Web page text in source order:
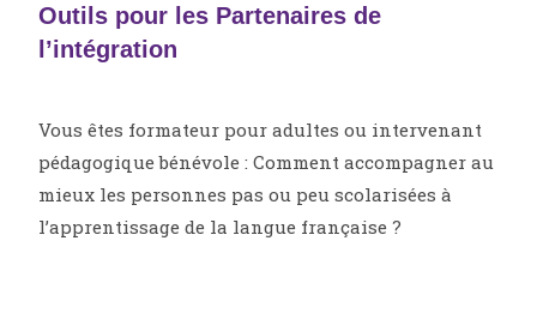
Outils pour les Partenaires de
l’intégration
Vous êtes formateur pour adultes ou intervenant
pédagogique bénévole :Comment accompagner au
mieux les personnes pas ou peu scolarisées à
l’apprentissage de la langue française ?